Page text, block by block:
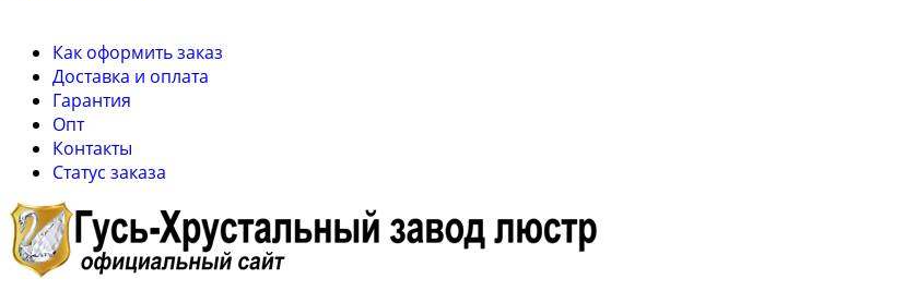
Как оформить заказ
Доставка и оплата
Гарантия
Опт
Контакты
Cтатус заказа